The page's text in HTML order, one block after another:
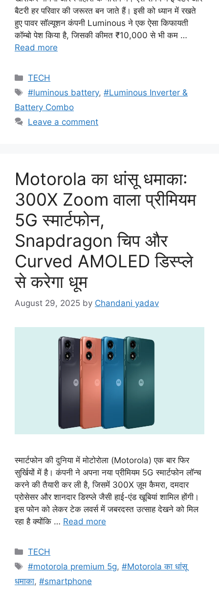
बैटरी हर परिवार की जरूरत बन जाते हैं। इसी को ध्यान में रखते
हुए पावर सॉल्यूशन कंपनी Luminous ने एक ऐसा किफायती
कॉम्बो पेश किया है, जिसकी कीमत ₹10,000 से भी कम …
Read more
Categories
TECH
Tags
#luminous battery,#Luminous Inverter &
Battery Combo
Leave a comment
Motorola का धांसू धमाका:
300X Zoom वाला प्रीमियम
5G स्मार्टफोन,
Snapdragon चिप और
Curved AMOLED डिस्प्ले
से करेगा धूम
August 29, 2025 by Chandani yadav
स्मार्टफोन की दुनिया में मोटोरोला (Motorola) एक बार फिर
सुर्खियों में है। कंपनी ने अपना नया प्रीमियम 5G स्मार्टफोन लॉन्च
करने की तैयारी कर ली है, जिसमें 300X ज़ूम कैमरा, दमदार
प्रोसेसर और शानदार डिस्प्ले जैसी हाई-एंड खूबियां शामिल होंगी।
इस फोन को लेकर टेक लवर्स में जबरदस्त उत्साह देखने को मिल
रहा है क्योंकि … Read more
Categories
TECH
Tags
#motorola premium 5g,#Motorola का धांसू
धमाका, #smartphone